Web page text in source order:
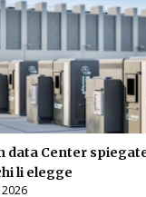
data Center
li elegge
2026